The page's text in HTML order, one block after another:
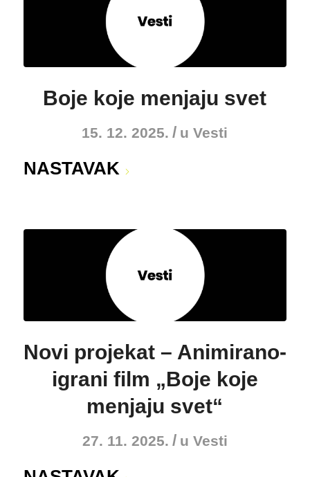
Boje koje menjaju svet
15. 12. 2025. / uVesti
NASTAVAK
Novi projekat – Animirano-
igrani film „Boje koje
menjaju svet“
27. 11. 2025. / u Vesti